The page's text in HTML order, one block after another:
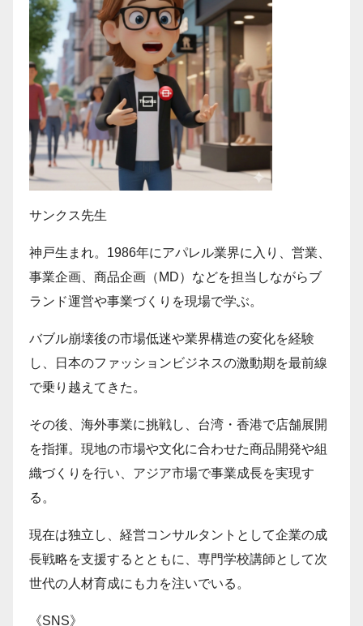
サンクス先生
神戸生まれ。1986年にアパレル業界に入り、営業、
事業企画、商品企画（MD）などを担当しながらブ
ランド運営や事業づくりを現場で学ぶ。
バブル崩壊後の市場低迷や業界構造の変化を経験
し、日本のファッションビジネスの激動期を最前線
で乗り越えてきた。
その後、海外事業に挑戦し、台湾・香港で店舗展開
を指揮。現地の市場や文化に合わせた商品開発や組
織づくりを行い、アジア市場で事業成長を実現す
る。
現在は独立し、経営コンサルタントとして企業の成
長戦略を支援するとともに、専門学校講師として次
世代の人材育成にも力を注いでいる。
《SNS》